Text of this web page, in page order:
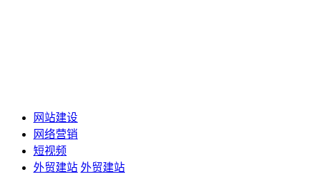
网站建设
网络营销
短视频
外贸建站 外贸建站